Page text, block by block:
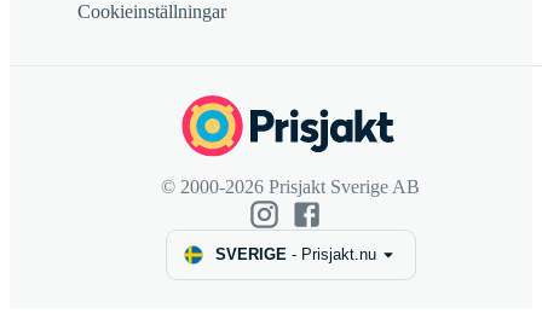
Cookieinställningar
© 2000-2026 Prisjakt Sverige AB
SVERIGE- Prisjakt.nu